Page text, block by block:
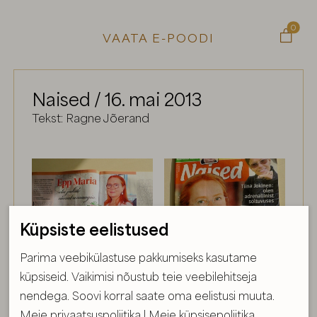
VAATA E-POODI
0

Naised / 16. mai 2013
Tekst: Ragne Jõerand
Küpsiste eelistused
Parima veebikülastuse pakkumiseks kasutame
küpsiseid. Vaikimisi nõustub teie veebilehitseja
nendega. Soovi korral saate oma eelistusi muuta.